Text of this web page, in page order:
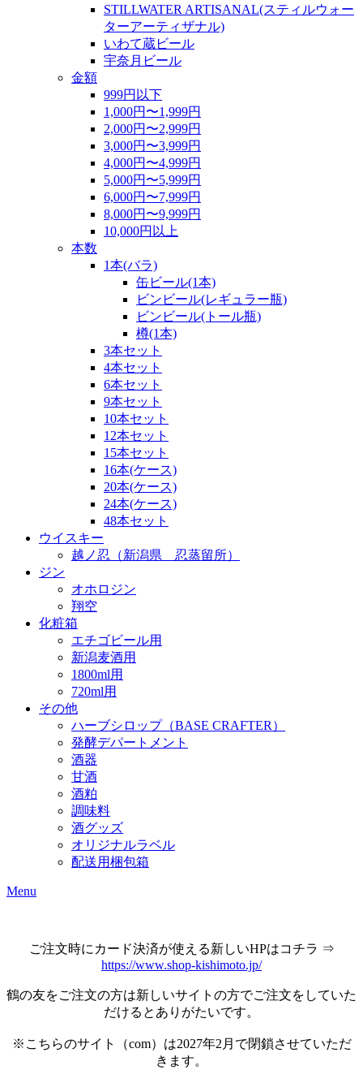
STILLWATER ARTISANAL(スティルウォー
ターアーティザナル)
いわて蔵ビール
宇奈月ビール
金額
999円以下
1,000円〜1,999円
2,000円〜2,999円
3,000円〜3,999円
4,000円〜4,999円
5,000円〜5,999円
6,000円〜7,999円
8,000円〜9,999円
10,000円以上
本数
1本(バラ)
缶ビール(1本)
ビンビール(レギュラー瓶)
ビンビール(トール瓶)
樽(1本)
3本セット
4本セット
6本セット
9本セット
10本セット
12本セット
15本セット
16本(ケース)
20本(ケース)
24本(ケース)
48本セット
ウイスキー
越ノ忍（新潟県 忍蒸留所）
ジン
オホロジン
翔空
化粧箱
エチゴビール用
新潟麦酒用
1800ml用
720ml用
その他
ハーブシロップ（BASE CRAFTER）
発酵デパートメント
酒器
甘酒
酒粕
調味料
酒グッズ
オリジナルラベル
配送用梱包箱
Menu
ご注文時にカード決済が使える新しいHPはコチラ ⇒
https://www.shop-kishimoto.jp/
鶴の友をご注文の方は新しいサイトの方でご注文をしていた
だけるとありがたいです。
※こちらのサイト（com）は2027年2月で閉鎖させていただ
きます。